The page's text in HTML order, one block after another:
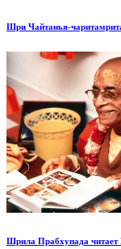
Шри Чайтанья-
Шрила Прабхупада читает